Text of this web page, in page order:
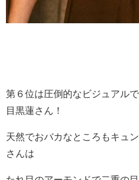
第６位は圧倒的なビジュアル
目黒蓮さん！
天然でおバカなところもキュ
さんは